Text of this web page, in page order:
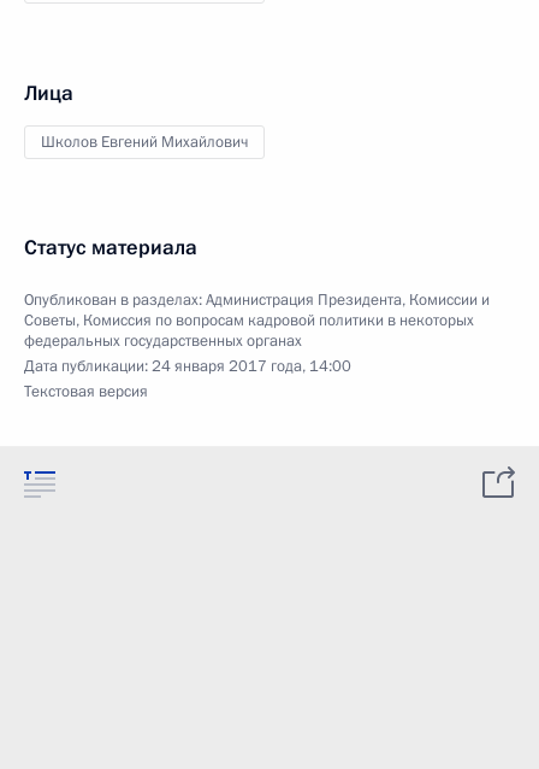
Лица
Школов Евгений Михайлович
Статус материала
Опубликован в разделах:Администрация Президента, Комиссии и
Советы, Комиссия по вопросам кадровой политики в некоторых
федеральных государственных органах
Дата публикации:24 января 2017 года, 14:00
Текстовая версия